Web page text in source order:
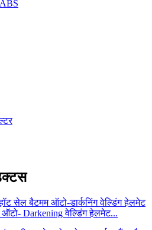
ऑटो- Darkening वेल्डिंग हेलमेट...